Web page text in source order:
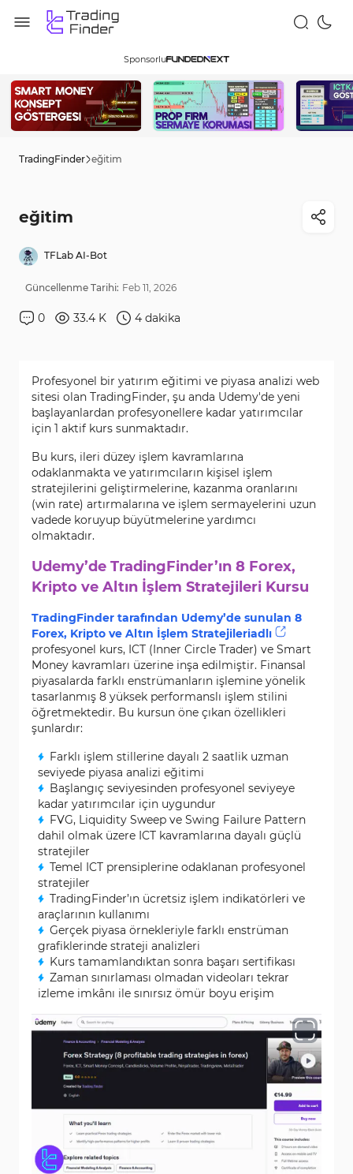
Sponsorlu
TradingFinder eğitim
eğitim
TFLab AI-Bot
Güncellenme Tarihi: Feb 11 2026
0 33.4 K 4 dakika
Profesyonel bir yatırım eğitimi ve piyasa analizi web
sitesi olan TradingFinder, şu anda Udemy'de yeni
başlayanlardan profesyonellere kadar yatırımcılar
için 1 aktif kurs sunmaktadır.
Bu kurs, ileri düzey işlem kavramlarına
odaklanmakta ve yatırımcıların kişisel işlem
stratejilerini geliştirmelerine, kazanma oranlarını
(win rate) artırmalarına ve işlem sermayelerini uzun
vadede koruyup büyütmelerine yardımcı
olmaktadır.
Udemy’de TradingFinder’ın 8 Forex,
Kripto ve Altın İşlem Stratejileri Kursu
TradingFinder tarafından Udemy’de sunulan 8
Forex, Kripto ve Altın İşlem Stratejileriadlı
profesyonel kurs, ICT (Inner Circle Trader) ve Smart
Money kavramları üzerine inşa edilmiştir. Finansal
piyasalarda farklı enstrümanların işlemine yönelik
tasarlanmış 8 yüksek performanslı işlem stilini
öğretmektedir. Bu kursun öne çıkan özellikleri
şunlardır:
Farklı işlem stillerine dayalı 2 saatlik uzman
seviyede piyasa analizi eğitimi
Başlangıç seviyesinden profesyonel seviyeye
kadar yatırımcılar için uygundur
FVG, Liquidity Sweep ve Swing Failure Pattern
dahil olmak üzere ICT kavramlarına dayalı güçlü
stratejiler
Temel ICT prensiplerine odaklanan profesyonel
stratejiler
TradingFinder’ın ücretsiz işlem indikatörleri ve
araçlarının kullanımı
Gerçek piyasa örnekleriyle farklı enstrüman
grafiklerinde strateji analizleri
Kurs tamamlandıktan sonra başarı sertifikası
Zaman sınırlaması olmadan videoları tekrar
izleme imkânı ile sınırsız ömür boyu erişim